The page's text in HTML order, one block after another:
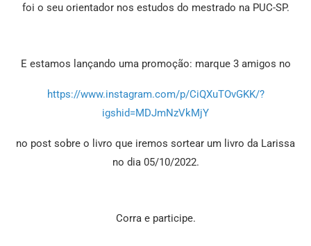
foi o seu orientador nos estudos do mestrado na PUC-SP.
E estamos lançando uma promoção: marque 3 amigos no
https://www.instagram.com/p/CiQXuTOvGKK/?
igshid=MDJmNzVkMjY
no post sobre o livro que iremos sortear um livro da Larissa
no dia 05/10/2022.
Corra e participe.